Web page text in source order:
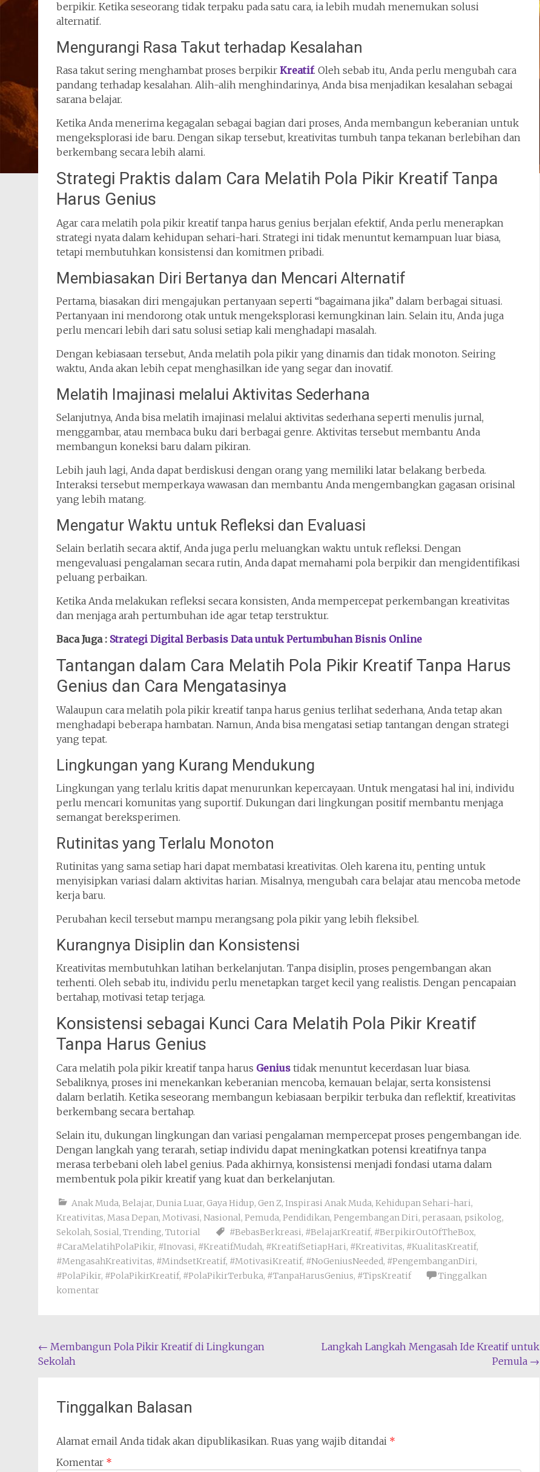
berpikir. Ketika seseorang tidak terpaku pada satu cara, ia lebih mudah menemukan solusi
alternatif.
Mengurangi Rasa Takut terhadap Kesalahan
Rasa takut sering menghambat proses berpikir Kreatif. Oleh sebab itu, Anda perlu mengubah cara
pandang terhadap kesalahan. Alih-alih menghindarinya, Anda bisa menjadikan kesalahan sebagai
sarana belajar.
Ketika Anda menerima kegagalan sebagai bagian dari proses, Anda membangun keberanian untuk
mengeksplorasi ide baru. Dengan sikap tersebut, kreativitas tumbuh tanpa tekanan berlebihan dan
berkembang secara lebih alami.
Strategi Praktis dalam Cara Melatih Pola Pikir Kreatif Tanpa
Harus Genius
Agar cara melatih pola pikir kreatif tanpa harus genius berjalan efektif, Anda perlu menerapkan
strategi nyata dalam kehidupan sehari-hari. Strategi ini tidak menuntut kemampuan luar biasa,
tetapi membutuhkan konsistensi dan komitmen pribadi.
Membiasakan Diri Bertanya dan Mencari Alternatif
Pertama, biasakan diri mengajukan pertanyaan seperti “bagaimana jika” dalam berbagai situasi.
Pertanyaan ini mendorong otak untuk mengeksplorasi kemungkinan lain. Selain itu, Anda juga
perlu mencari lebih dari satu solusi setiap kali menghadapi masalah.
Dengan kebiasaan tersebut, Anda melatih pola pikir yang dinamis dan tidak monoton. Seiring
waktu, Anda akan lebih cepat menghasilkan ide yang segar dan inovatif.
Melatih Imajinasi melalui Aktivitas Sederhana
Selanjutnya, Anda bisa melatih imajinasi melalui aktivitas sederhana seperti menulis jurnal,
menggambar, atau membaca buku dari berbagai genre. Aktivitas tersebut membantu Anda
membangun koneksi baru dalam pikiran.
Lebih jauh lagi, Anda dapat berdiskusi dengan orang yang memiliki latar belakang berbeda.
Interaksi tersebut memperkaya wawasan dan membantu Anda mengembangkan gagasan orisinal
yang lebih matang.
Mengatur Waktu untuk Refleksi dan Evaluasi
Selain berlatih secara aktif, Anda juga perlu meluangkan waktu untuk refleksi. Dengan
mengevaluasi pengalaman secara rutin, Anda dapat memahami pola berpikir dan mengidentifikasi
peluang perbaikan.
Ketika Anda melakukan refleksi secara konsisten, Anda mempercepat perkembangan kreativitas
dan menjaga arah pertumbuhan ide agar tetap terstruktur.
Baca Juga : Strategi Digital Berbasis Data untuk Pertumbuhan Bisnis Online
Tantangan dalam Cara Melatih Pola Pikir Kreatif Tanpa Harus
Genius dan Cara Mengatasinya
Walaupun cara melatih pola pikir kreatif tanpa harus genius terlihat sederhana, Anda tetap akan
menghadapi beberapa hambatan. Namun, Anda bisa mengatasi setiap tantangan dengan strategi
yang tepat.
Lingkungan yang Kurang Mendukung
Lingkungan yang terlalu kritis dapat menurunkan kepercayaan. Untuk mengatasi hal ini, individu
perlu mencari komunitas yang suportif. Dukungan dari lingkungan positif membantu menjaga
semangat bereksperimen.
Rutinitas yang Terlalu Monoton
Rutinitas yang sama setiap hari dapat membatasi kreativitas. Oleh karena itu, penting untuk
menyisipkan variasi dalam aktivitas harian. Misalnya, mengubah cara belajar atau mencoba metode
kerja baru.
Perubahan kecil tersebut mampu merangsang pola pikir yang lebih fleksibel.
Kurangnya Disiplin dan Konsistensi
Kreativitas membutuhkan latihan berkelanjutan. Tanpa disiplin, proses pengembangan akan
terhenti. Oleh sebab itu, individu perlu menetapkan target kecil yang realistis. Dengan pencapaian
bertahap, motivasi tetap terjaga.
Konsistensi sebagai Kunci Cara Melatih Pola Pikir Kreatif
Tanpa Harus Genius
Cara melatih pola pikir kreatif tanpa harus Genius tidak menuntut kecerdasan luar biasa.
Sebaliknya, proses ini menekankan keberanian mencoba, kemauan belajar, serta konsistensi
dalam berlatih. Ketika seseorang membangun kebiasaan berpikir terbuka dan reflektif, kreativitas
berkembang secara bertahap.
Selain itu, dukungan lingkungan dan variasi pengalaman mempercepat proses pengembangan ide.
Dengan langkah yang terarah, setiap individu dapat meningkatkan potensi kreatifnya tanpa
merasa terbebani oleh label genius. Pada akhirnya, konsistensi menjadi fondasi utama dalam
membentuk pola pikir kreatif yang kuat dan berkelanjutan.
Anak Muda, Belajar, Dunia Luar, Gaya Hidup, Gen Z, Inspirasi Anak Muda, Kehidupan Sehari-hari,
Kreativitas, Masa Depan, Motivasi, Nasional, Pemuda, Pendidikan, Pengembangan Diri, perasaan, psikolog,
Sekolah, Sosial, Trending, Tutorial #BebasBerkreasi, #BelajarKreatif, #BerpikirOutOfTheBox,
#CaraMelatihPolaPikir, #Inovasi, #KreatifMudah, #KreatifSetiapHari, #Kreativitas, #KualitasKreatif,
#MengasahKreativitas, #MindsetKreatif, #MotivasiKreatif, #NoGeniusNeeded, #PengembanganDiri,
#PolaPikir, #PolaPikirKreatif, #PolaPikirTerbuka, #TanpaHarusGenius, #TipsKreatif
Tinggalkan
komentar
Navigasi
pos
← Membangun Pola Pikir Kreatif di Lingkungan
Sekolah
Langkah Langkah Mengasah Ide Kreatif untuk
Pemula →
Tinggalkan Balasan
Alamat email Anda tidak akan dipublikasikan. Ruas yang wajib ditandai *
Komentar *